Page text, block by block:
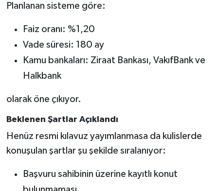
Planlanan sisteme göre:
Faiz oranı: %1,20
Vade süresi: 180 ay
Kamu bankaları: Ziraat Bankası, VakıfBank ve
Halkbank
olarak öne çıkıyor.
Beklenen Şartlar Açıklandı
Henüz resmi kılavuz yayımlanmasa da kulislerde
konuşulan şartlar şu şekilde sıralanıyor:
Başvuru sahibinin üzerine kayıtlı konut